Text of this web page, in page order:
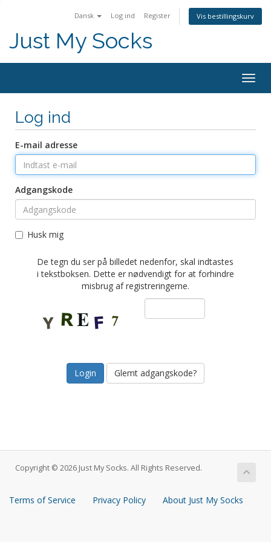
Dansk Log ind Register Vis bestillingskurv
Just My Socks
Log ind
E-mail adresse
Adgangskode
Husk mig
De tegn du ser på billedet nedenfor, skal indtastes
i tekstboksen. Dette er nødvendigt for at forhindre
misbrug af registreringerne.
Glemt adgangskode?
Copyright © 2026 Just My Socks. All Rights Reserved.
Terms of Service Privacy Policy About Just My Socks